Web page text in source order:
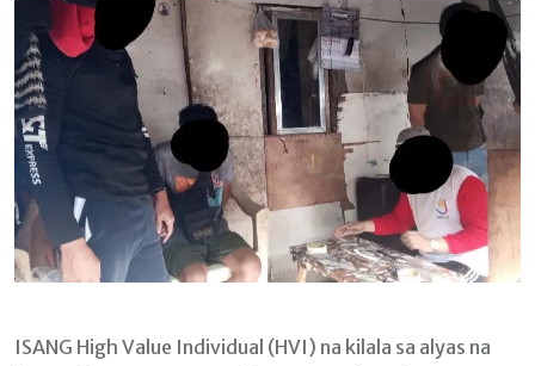
ISANG High Value Individual (HVI) na kilala sa alyas na